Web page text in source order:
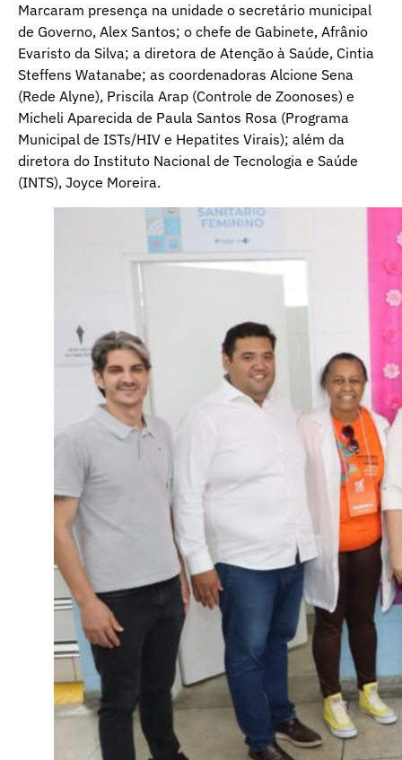
Marcaram presença na unidade o secretário municipal
de Governo, Alex Santos; o chefe de Gabinete, Afrânio
Evaristo da Silva; a diretora de Atenção à Saúde, Cintia
Steffens Watanabe; as coordenadoras Alcione Sena
(Rede Alyne), Priscila Arap (Controle de Zoonoses) e
Micheli Aparecida de Paula Santos Rosa (Programa
Municipal de ISTs/HIV e Hepatites Virais); além da
diretora do Instituto Nacional de Tecnologia e Saúde
(INTS), Joyce Moreira.